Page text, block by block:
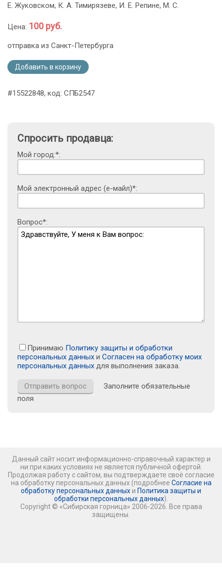
Е. Жуковском, К. А. Тимирязеве, И. Е. Репине, М. С.
Цена: 100 руб.
отправка из Санкт-Петербурга
Добавить в корзину
#15522848, код: СПБ2547
Спросить продавца:
Мой город:*:
Мой электронный адрес (е-майл)*:
Вопрос*:
Принимаю Политику защиты и обработки
персональных данных и Согласен на обработку моих
персональных данных для выполнения заказа.
Заполните обязательные
поля
Данный сайт носит информационно-справочный характер и
ни при каких условиях не является публичной офертой.
Продолжая работу с сайтом, вы подтверждаете своё согласие
на обработку персональных данных (подробнее Согласие на
обработку персональных данных и Политика защиты и
обработки персональных данных).
Copyright © «Сибирская горница» 2006-2026. Все права
защищены.